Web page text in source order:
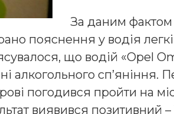
За даним
пояснення у водія
що водій «Opel
алкогольного сп’яніння.
погодився пройти на
виявився позитивний